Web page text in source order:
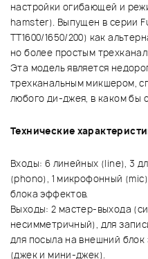
настройки огибающей и
hamster). Выпущен в серии
TT1600/1650/200) как
но более простым
Эта модель является
трехканальным микшером,
любого ди-джея, в каком бы
Технические
Входы: 6 линейных (line), 3
(phono), 1 микрофонный
блока эффектов.
Выходы: 2 мастер-выхода
несимметричный), для
для посыла на внешний
(джек и мини-джек).